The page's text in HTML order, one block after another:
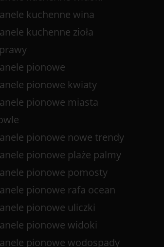
kuchenne wina
kuchenne zioła
pionowe
pionowe kwiaty
pionowe miasta
pionowe nowe trendy
pionowe plaże palmy
pionowe pomosty
pionowe rafa ocean
pionowe uliczki
pionowe widoki
pionowe wodospady